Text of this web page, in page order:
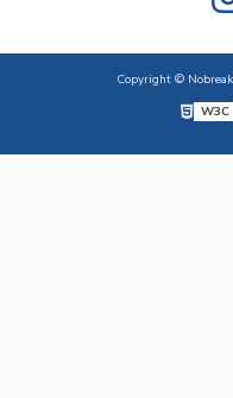
Copyright ©
W3C